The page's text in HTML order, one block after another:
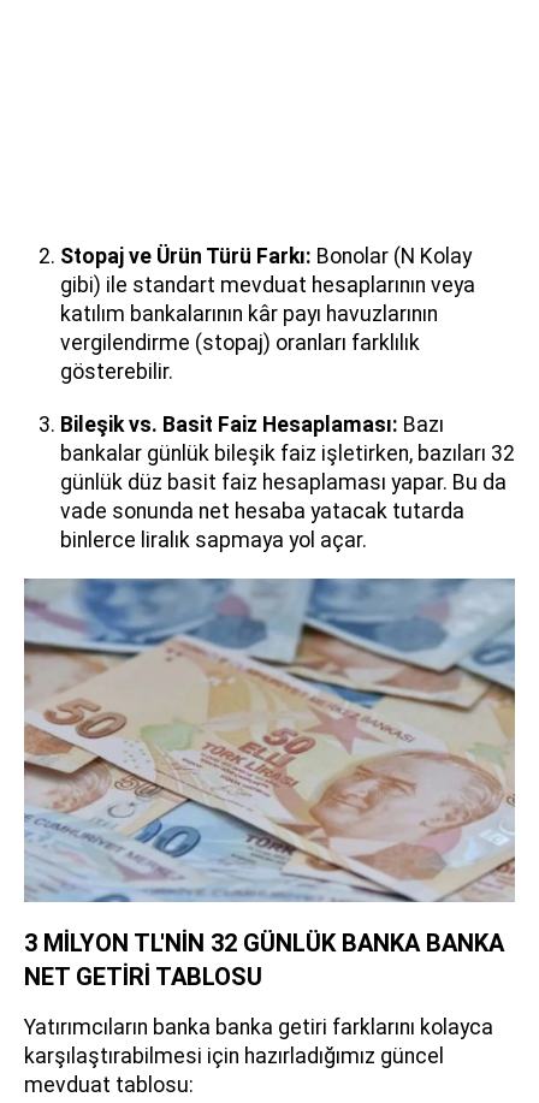
Stopaj ve Ürün Türü Farkı: Bonolar (N Kolay
gibi) ile standart mevduat hesaplarının veya
katılım bankalarının kâr payı havuzlarının
vergilendirme (stopaj) oranları farklılık
gösterebilir.
Bileşik vs. Basit Faiz Hesaplaması: Bazı
bankalar günlük bileşik faiz işletirken, bazıları 32
günlük düz basit faiz hesaplaması yapar. Bu da
vade sonunda net hesaba yatacak tutarda
binlerce liralık sapmaya yol açar.
3 MİLYON TL'NİN 32 GÜNLÜK BANKA BANKA
NET GETİRİ TABLOSU
Yatırımcıların banka banka getiri farklarını kolayca
karşılaştırabilmesi için hazırladığımız güncel
mevduat tablosu: